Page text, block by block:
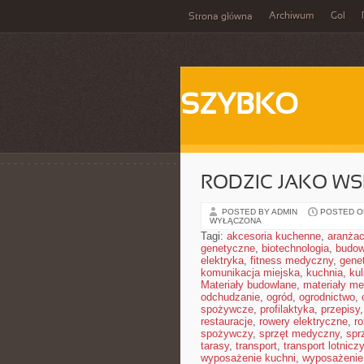
Strona główna Archiwum Gol
SZYBKO
RODZIC JAKO
POSTED BY ADMIN POSTED
WYŁĄCZONA
Tagi: akcesoria kuchenne,
genetyczne, biotechnologia,
elektryka, fitness medyczny,
komunikacja miejska, kuchnia,
Materiały budowlane, materiały
odchudzanie, ogród, ogrodnictwo,
spożywcze, profilaktyka, przepisy,
restauracje, rowery elektryczne,
spożywczy, sprzęt medyczny,
tarasy, transport, transport lotniczy
wyposażenie kuchni,